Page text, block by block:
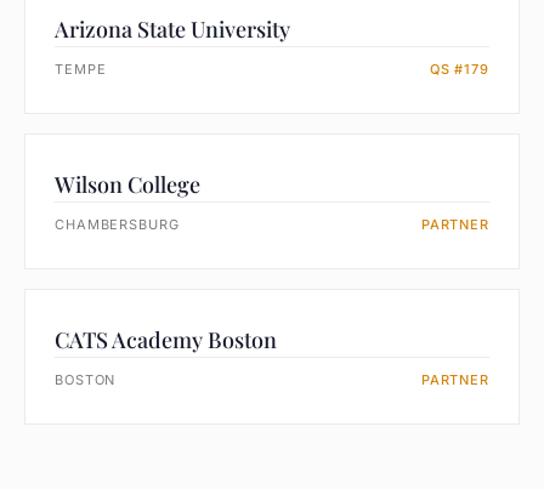
Arizona State University
TEMPE QS #179
Wilson College
CHAMBERSBURG PARTNER
CATS Academy Boston
BOSTON PARTNER